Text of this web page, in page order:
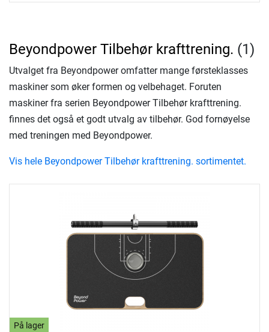
På lager
Beyondpower Tilbehør krafttrening. (1)
Utvalget fra Beyondpower omfatter mange førsteklasses
maskiner som øker formen og velbehaget. Foruten
maskiner fra serien Beyondpower Tilbehør krafttrening.
finnes det også et godt utvalg av tilbehør. God fornøyelse
med treningen med Beyondpower.
Vis hele Beyondpower Tilbehør krafttrening. sortimentet.